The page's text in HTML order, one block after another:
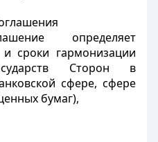
определяет
сроки гармонизации
Сторон в
сфере, сфере
бумаг),